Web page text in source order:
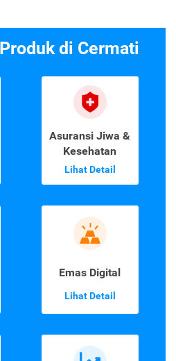
di Cermati
Asuransi Jiwa &
Kesehatan
Lihat Detail
Emas Digital
Lihat Detail